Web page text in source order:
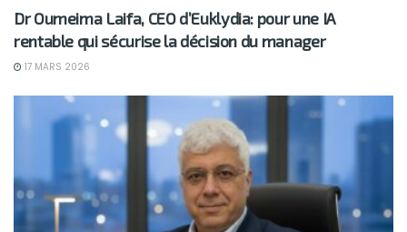
Dr Oumeima Laifa, CEO d’Euklydia: pour une IA
rentable qui sécurise la décision du manager
17 MARS 2026